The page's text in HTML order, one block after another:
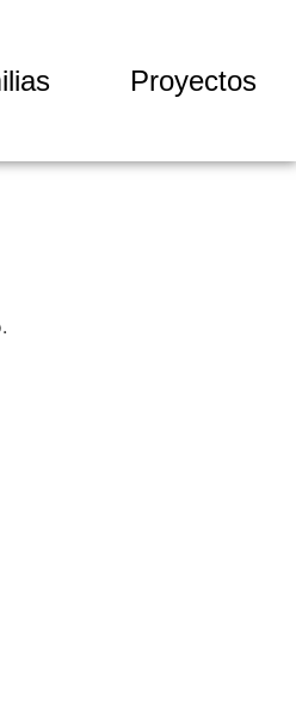
Proyectos